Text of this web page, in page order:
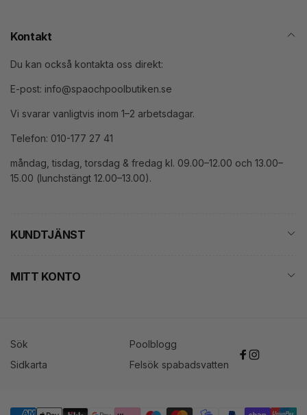
Kontakt
Du kan också kontakta oss direkt:
E-post: info@spaochpoolbutiken.se
Vi svarar vanligtvis inom 1–2 arbetsdagar.
Telefon: 010-177 27 41
måndag, tisdag, torsdag & fredag kl. 09.00–12.00 och 13.00–
15.00 (lunchstängt 12.00–13.00).
KUNDTJÄNST
MITT KONTO
Sök
Poolblogg
Sidkarta
Felsök spabadsvatten Facebook
Instagram